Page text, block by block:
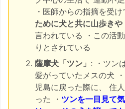
・医師からの指摘を受け
ために犬と共に山歩き
言われている ・この活
りとされている
薩摩犬「ツン」 : ・ツン
愛がっていたメスの犬
児島に戻った際に、 住
った ・ ツンを一目見て